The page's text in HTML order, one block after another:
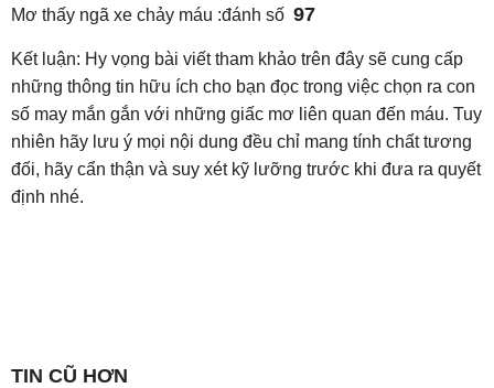
Mơ thấy ngã xe chảy máu :đánh số 97
Kết luận: Hy vọng bài viết tham khảo trên đây sẽ cung cấp
những thông tin hữu ích cho bạn đọc trong việc chọn ra con
số may mắn gắn với những giấc mơ liên quan đến máu. Tuy
nhiên hãy lưu ý mọi nội dung đều chỉ mang tính chất tương
đối, hãy cẩn thận và suy xét kỹ lưỡng trước khi đưa ra quyết
định nhé.
TIN CŨ HƠN